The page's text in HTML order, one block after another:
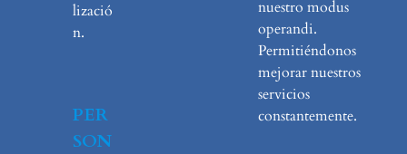
lizació
n.
PER
SON
nuestro modus
operandi.
Permitiéndonos
mejorar nuestros
servicios
constantemente.